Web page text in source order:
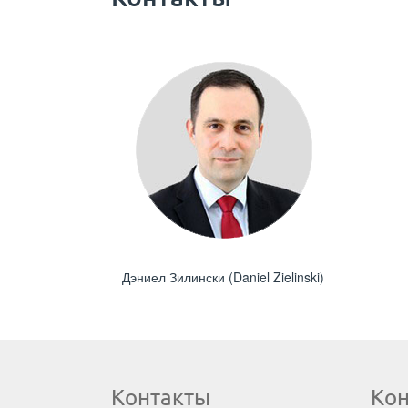
Дэниел Зилински (Daniel Zielinski)
Контакты